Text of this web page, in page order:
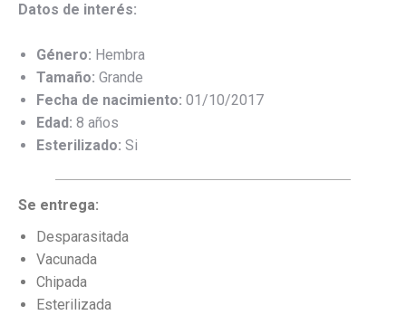
Datos de interés:
Género: Hembra
Tamaño: Grande
Fecha de nacimiento: 01/10/2017
Edad: 8 años
Esterilizado: Si
Se entrega:
Desparasitada
Vacunada
Chipada
Esterilizada